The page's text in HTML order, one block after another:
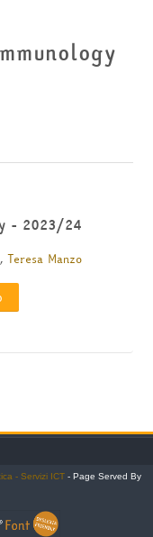
- 2023/24
,Teresa Manzo
- Servizi ICT - Page Served By